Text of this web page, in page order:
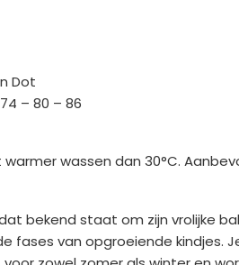
Dot
– 80 – 86
wassen dan 30°C.
bekend staat om zijn vrolijke
fases van opgroeiende kindjes.